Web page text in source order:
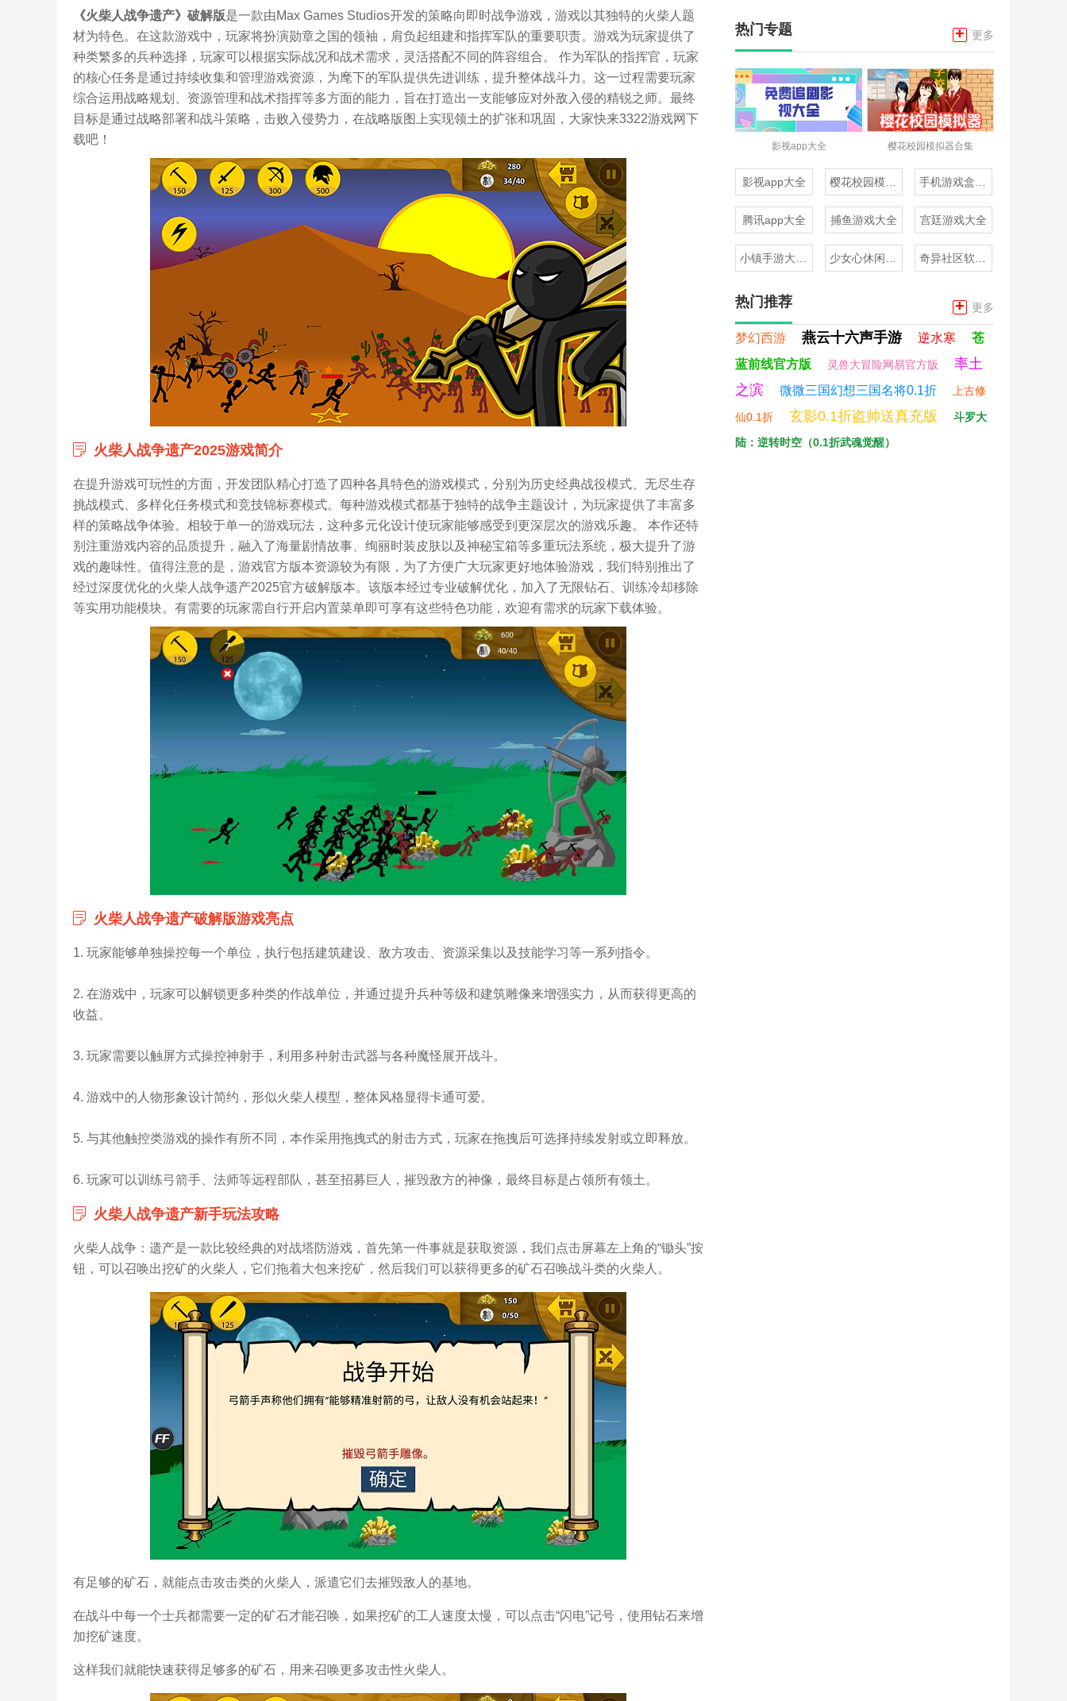
《火柴人战争遗产》破解版是一款由Max Games Studios开发的策略向即时战争游戏，游戏以其独特的火柴人题
材为特色。在这款游戏中，玩家将扮演勋章之国的领袖，肩负起组建和指挥军队的重要职责。游戏为玩家提供了
种类繁多的兵种选择，玩家可以根据实际战况和战术需求，灵活搭配不同的阵容组合。 作为军队的指挥官，玩家
的核心任务是通过持续收集和管理游戏资源，为麾下的军队提供先进训练，提升整体战斗力。这一过程需要玩家
综合运用战略规划、资源管理和战术指挥等多方面的能力，旨在打造出一支能够应对外敌入侵的精锐之师。最终
目标是通过战略部署和战斗策略，击败入侵势力，在战略版图上实现领土的扩张和巩固，大家快来3322游戏网下
载吧！
火柴人战争遗产2025游戏简介
在提升游戏可玩性的方面，开发团队精心打造了四种各具特色的游戏模式，分别为历史经典战役模式、无尽生存
挑战模式、多样化任务模式和竞技锦标赛模式。每种游戏模式都基于独特的战争主题设计，为玩家提供了丰富多
样的策略战争体验。相较于单一的游戏玩法，这种多元化设计使玩家能够感受到更深层次的游戏乐趣。 本作还特
别注重游戏内容的品质提升，融入了海量剧情故事、绚丽时装皮肤以及神秘宝箱等多重玩法系统，极大提升了游
戏的趣味性。值得注意的是，游戏官方版本资源较为有限，为了方便广大玩家更好地体验游戏，我们特别推出了
经过深度优化的火柴人战争遗产2025官方破解版本。该版本经过专业破解优化，加入了无限钻石、训练冷却移除
等实用功能模块。有需要的玩家需自行开启内置菜单即可享有这些特色功能，欢迎有需求的玩家下载体验。
火柴人战争遗产破解版游戏亮点
1. 玩家能够单独操控每一个单位，执行包括建筑建设、敌方攻击、资源采集以及技能学习等一系列指令。
2. 在游戏中，玩家可以解锁更多种类的作战单位，并通过提升兵种等级和建筑雕像来增强实力，从而获得更高的
收益。
3. 玩家需要以触屏方式操控神射手，利用多种射击武器与各种魔怪展开战斗。
4. 游戏中的人物形象设计简约，形似火柴人模型，整体风格显得卡通可爱。
5. 与其他触控类游戏的操作有所不同，本作采用拖拽式的射击方式，玩家在拖拽后可选择持续发射或立即释放。
6. 玩家可以训练弓箭手、法师等远程部队，甚至招募巨人，摧毁敌方的神像，最终目标是占领所有领土。
火柴人战争遗产新手玩法攻略
火柴人战争：遗产是一款比较经典的对战塔防游戏，首先第一件事就是获取资源，我们点击屏幕左上角的“锄头”按
钮，可以召唤出挖矿的火柴人，它们拖着大包来挖矿，然后我们可以获得更多的矿石召唤战斗类的火柴人。
有足够的矿石，就能点击攻击类的火柴人，派遣它们去摧毁敌人的基地。
在战斗中每一个士兵都需要一定的矿石才能召唤，如果挖矿的工人速度太慢，可以点击“闪电”记号，使用钻石来增
加挖矿速度。
这样我们就能快速获得足够多的矿石，用来召唤更多攻击性火柴人。
热门专题 + 更多
影视app大全 樱花校园模拟器合集
影视app大全
腾讯app大全 捕鱼游戏大全 宫廷游戏大全
热门推荐 + 更多
梦幻西游 燕云十六声手游 逆水寒
苍
蓝前线官方版
灵兽大冒险网易官方版
率土
之滨
微微三国幻想三国名将0.1折 上古修
仙0.1折 玄影0.1折盗帅送真充版
斗罗大
陆：逆转时空（0.1折武魂觉醒）